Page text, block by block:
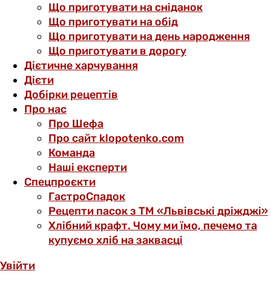
Що приготувати на сніданок
Що приготувати на обід
Що приготувати на день народження
Що приготувати в дорогу
Дієтичне харчування
Дієти
Добірки рецептів
Про нас
Про Шефа
Про сайт klopotenko.com
Команда
Наші експерти
Спецпроєкти
ГастроСпадок
Рецепти пасок з ТМ «Львівські дріжджі»
Хлібний крафт. Чому ми їмо, печемо та
купуємо хліб на заквасці
Увійти